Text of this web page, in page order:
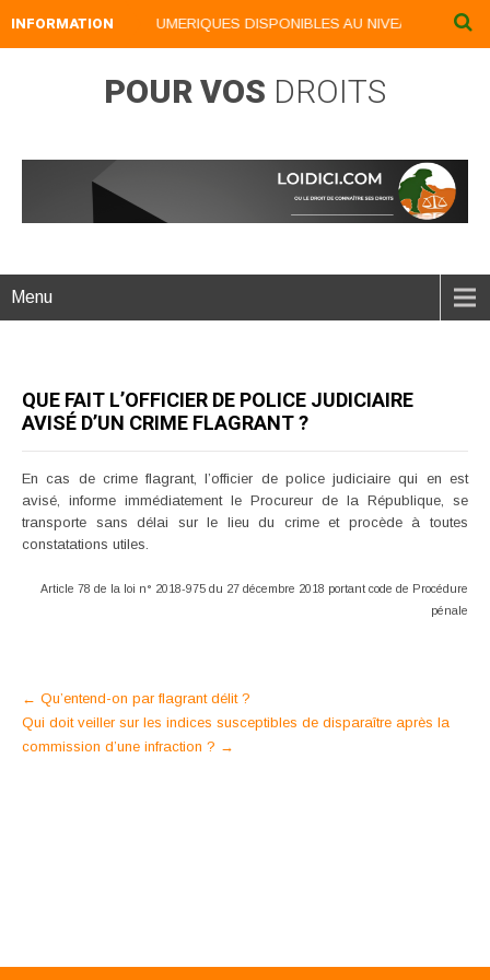
INFORMATION
NOS LIVRES NUMERIQUES DISPONIBLES AU NIVEAU DU
POUR VOS DROITS
Menu
QUE FAIT L’OFFICIER DE POLICE JUDICIAIRE
AVISÉ D’UN CRIME FLAGRANT ?
En cas de crime flagrant, l’officier de police judiciaire qui en est
avisé, informe immédiatement le Procureur de la République, se
transporte sans délai sur le lieu du crime et procède à toutes
constatations utiles.
Article 78 de la loi n° 2018-975 du 27 décembre 2018 portant code de Procédure
pénale
Post
navigation
← Qu’entend-on par flagrant délit ?
Qui doit veiller sur les indices susceptibles de disparaître après la
commission d’une infraction ? →